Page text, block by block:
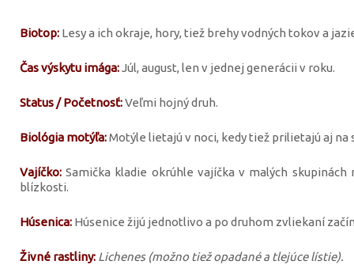
Biotop: Lesy a ich okraje, hory, tiež brehy vodných tokov a
Čas výskytu imága:Júl, august, len v jednej generácii v roku.
Status / Početnosť:Veľmi hojný druh.
Biológia motýľa:Motýle lietajú v noci, kedy tiež prilietajú aj na
Vajíčko: Samička kladie okrúhle vajíčka v malých
blízkosti.
Húsenica: Húsenice žijú jednotlivo a po druhom zvliekaní
Živné rastliny: Lichenes (možno tiež opadané a tlejúce lístie).